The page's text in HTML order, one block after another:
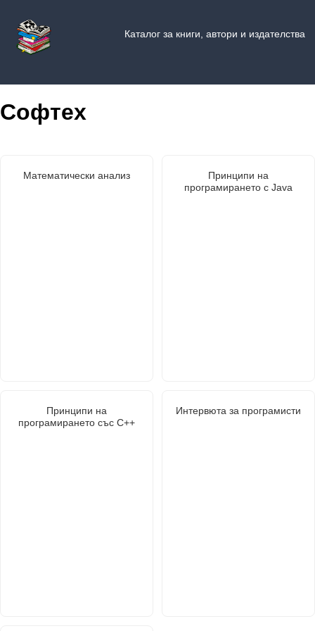
Каталог за книги, автори и издателства
Софтех
Математически анализ
Принципи на
програмирането с Java
Принципи на
програмирането със С++
Интервюта за програмисти